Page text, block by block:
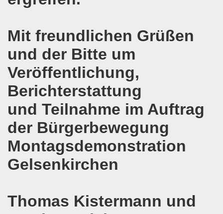
Mit freundlichen Grüßen
und der Bitte um
Veröffentlichung,
Berichterstattung
und Teilnahme im Auftrag
der Bürgerbewegung
Montagsdemonstration
Gelsenkirchen
Thomas Kistermann und
die geplante Politik der neuen NRW-Koalition von
steht mit voller Solidarität an der Seite der
Bewegung erwartet Sicherheit - vor den
werden - 626. Gelsenkirchener Montagsdemo-
Bewegung diskutiert Wahlschlappe der SPD
auch am 14.05.2017 für die MLPD direkt zur
bezieht Stellung - NEIN zum Angriff Donald
Bewegung ruft auf gegen Donald Trumps Luftangriffe
- weg mit Hartz IV, nicht nur Nachbesserung a la Martin